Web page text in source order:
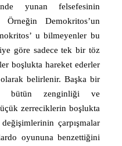
yunan felsefesinin
Demokritos’un
u bilmeyenler bu
göre sadece tek bir töz
boşlukta hareket ederler
belirlenir. Başka bir
bütün zenginliği ve
zerreciklerin boşlukta
çarpışmalar
oyununa benzettiğini